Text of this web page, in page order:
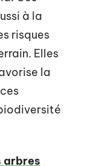
à la
risques
Elles
la
arbres